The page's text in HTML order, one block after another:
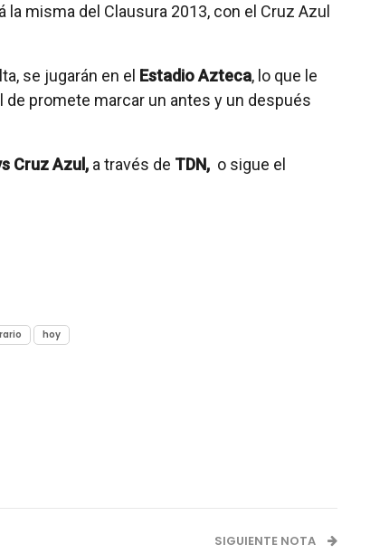
misma del Clausura 2013, con el Cruz Azul
se jugarán en el Estadio Azteca, lo que le
promete marcar un antes y un después
Cruz Azul, a través de TDN, o sigue el
hoy
SIGUIENTE NOTA